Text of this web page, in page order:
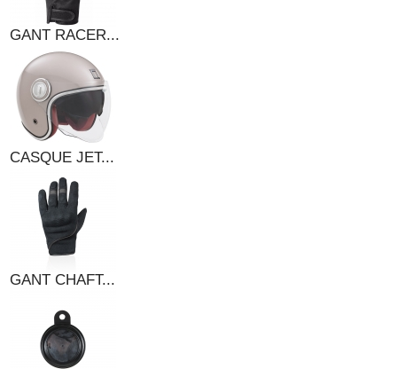
GANT RACER...
CASQUE JET...
GANT CHAFT...